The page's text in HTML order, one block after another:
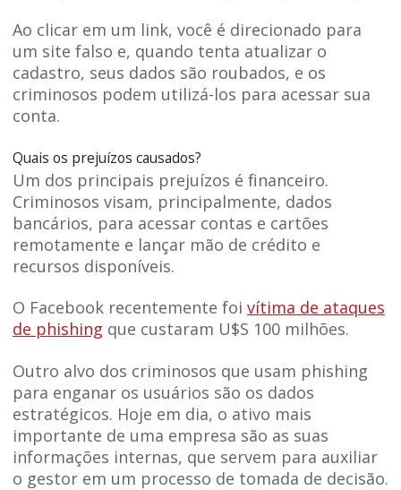
Ao clicar em um link, você é direcionado para
um site falso e, quando tenta atualizar o
cadastro, seus dados são roubados, e os
criminosos podem utilizá-los para acessar sua
conta.
Quais os prejuízos causados?
Um dos principais prejuízos é financeiro.
Criminosos visam, principalmente, dados
bancários, para acessar contas e cartões
remotamente e lançar mão de crédito e
recursos disponíveis.
O Facebook recentemente foi vítima de ataques
de phishing que custaram U$S 100 milhões.
Outro alvo dos criminosos que usam phishing
para enganar os usuários são os dados
estratégicos. Hoje em dia, o ativo mais
importante de uma empresa são as suas
informações internas, que servem para auxiliar
o gestor em um processo de tomada de decisão.